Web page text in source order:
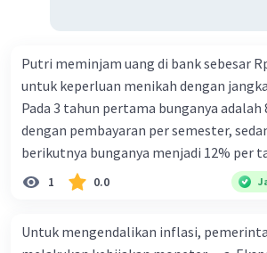
Putri meminjam uang di bank sebesar
untuk keperluan menikah dengan
Pada 3 tahun pertama bunganya adalah
dengan pembayaran per semester,
berikutnya bunganya menjadi 12% per
tiap 3 bulan. Total pinjaman Putri yang
1 0.0
Untuk mengendalikan inflasi,